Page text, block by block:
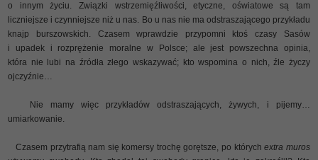
o innym życiu. Związki wstrzemięźliwości, etyczne, oświatowe są tam
liczniejsze i czynniejsze niż u nas. Bo u nas nie ma odstraszającego przykładu
knajp burszowskich. Czasem wprawdzie przypomni ktoś czasy Sasów
i upadek i rozprężenie moralne w Polsce; ale jest powszechna opinia,
która nie lubi na źródła złego wskazywać; kto wspomina o nich, źle życzy
ojczyźnie…
Nie mamy więc przykładów odstraszających, żywych, i pijemy…
umiarkowanie.
Czasem przytrafią nam się komersy trochę gorętsze, po którychextra muros